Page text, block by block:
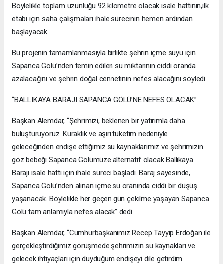
Böylelikle toplam uzunluğu 92 kilometre olacak isale hattının,ilk
etabı için saha çalışmaları ihale sürecinin hemen ardından
başlayacak.
Bu projenin tamamlanmasıyla birlikte şehrin içme suyu için
Sapanca Gölü’nden temin edilen su miktarının ciddi oranda
azalacağını ve şehrin doğal cennetinin nefes alacağını söyledi.
“BALLIKAYA BARAJI SAPANCA GÖLÜ’NE NEFES OLACAK”
Başkan Alemdar, “Şehrimizi, beklenen bir yatırımla daha
buluşturuyoruz. Kuraklık ve aşırı tüketim nedeniyle
geleceğinden endişe ettiğimiz su kaynaklarımız ve şehrimizin
göz bebeği Sapanca Gölümüze alternatif olacak Ballıkaya
Barajı isale hattı için ihale süreci başladı. Baraj sayesinde,
Sapanca Gölü’nden alınan içme su oranında ciddi bir düşüş
yaşanacak. Böylelikle her geçen gün çekilme yaşayan Sapanca
Gölü tam anlamıyla nefes alacak” dedi.
Başkan Alemdar, “Cumhurbaşkanımız Recep Tayyip Erdoğan ile
gerçekleştirdiğimiz görüşmede şehrimizin su kaynakları ve
gelecek ihtiyaçları için duyduğum endişeyi dile getirdim.